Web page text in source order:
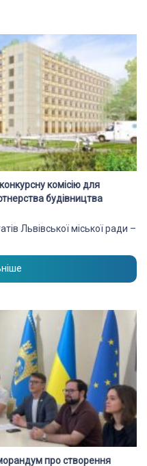
комісію для
будівництва
Львівської міської ради –
про створення